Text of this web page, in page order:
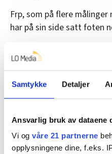
Samtykke Detaljer
Ansvarlig bruk av dataene
Vi og våre 21 partnerne
opplysningene dine, f.eks.
Frp, som på flere
har på sin side satt foten
Venstres nestleder
Norge kommer til å
tollkrig mellom USA og
presidenten Donald
Europa. Vi trenger ikke
på spissen, slik
Politisk kvarter.